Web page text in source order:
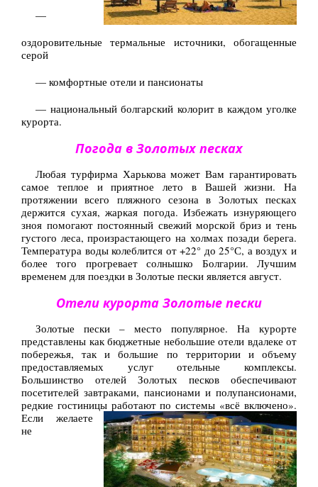
—
оздоровительные термальные источники, обогащенные
серой
— комфортные отели и пансионаты
— национальный болгарский колорит в каждом уголке
курорта.
Погода в Золотых песках
Любая турфирма Харькова может Вам гарантировать
самое теплое и приятное лето в Вашей жизни. На
протяжении всего пляжного сезона в Золотых песках
держится сухая, жаркая погода. Избежать изнуряющего
зноя помогают постоянный свежий морской бриз и тень
густого леса, произрастающего на холмах позади берега.
Температура воды колеблится от +22° до 25°С, а воздух и
более того прогревает солнышко Болгарии. Лучшим
временем для поездки в Золотые пески является август.
Отели курорта Золотые пески
Золотые пески – место популярное. На курорте
представлены как бюджетные небольшие отели вдалеке от
побережья, так и большие по территории и объему
предоставляемых услуг отельные комплексы.
Большинство отелей Золотых песков обеспечивают
посетителей завтраками, пансионами и полупансионами,
редкие гостиницы работают по системы «всё включено».
Если желаете
не